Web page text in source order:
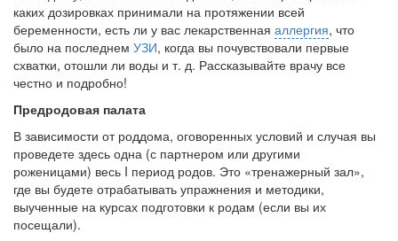
каких дозировках принимали на протяжении всей
беременности, есть ли у вас лекарственная аллергия, что
было на последнем УЗИ, когда вы почувствовали первые
схватки, отошли ли воды и т. д. Рассказывайте врачу все
честно и подробно!
Предродовая палата
В зависимости от роддома, оговоренных условий и случая вы
проведете здесь одна (с партнером или другими
роженицами) весь I период родов. Это «тренажерный зал»,
где вы будете от­рабатывать упражнения и методики,
выученные на курсах под­готовки к родам (если вы их
посещали).